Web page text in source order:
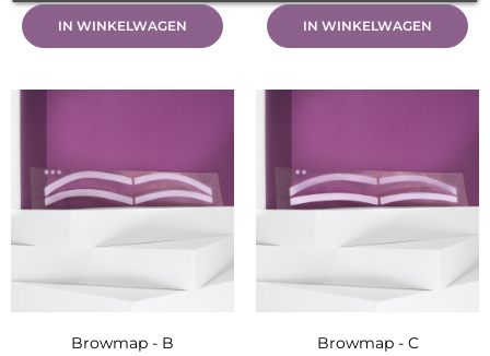
IN WINKELWAGEN IN WINKELWAGEN
Browmap - B Browmap - C